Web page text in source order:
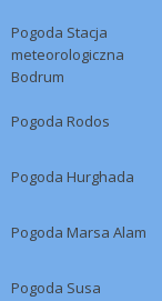
Pogoda Stacja
meteorologiczna
Bodrum
Pogoda Rodos
Pogoda Hurghada
Pogoda Marsa Alam
Pogoda Susa